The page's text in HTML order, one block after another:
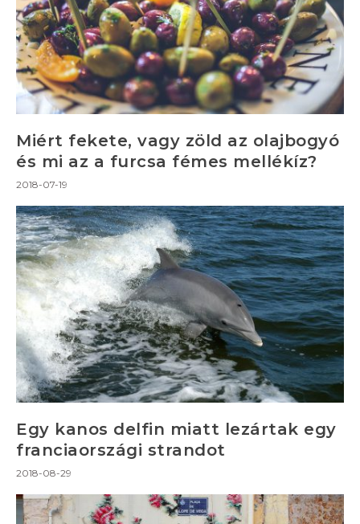
Miért fekete, vagy zöld az olajbogyó
és mi az a furcsa fémes mellékíz?
2018-07-19
Egy kanos delfin miatt lezártak egy
franciaországi strandot
2018-08-29